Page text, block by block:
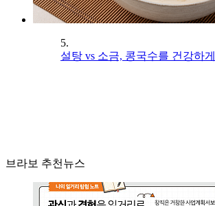
5.
설탕 vs 소금, 콩국수를 건강하
브라보 추천뉴스